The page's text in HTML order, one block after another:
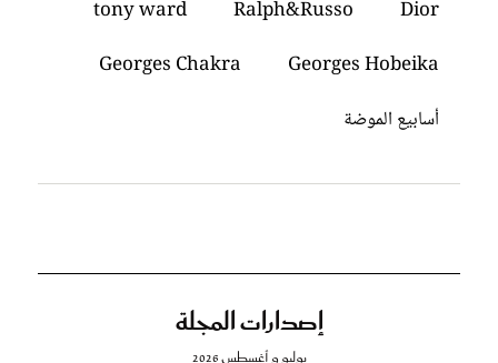
Dior
Ralph&Russo
tony ward
Georges Hobeika
Georges Chakra
أسابيع الموضة
إصدارات المجلة
يوليو و أغسطس 2026